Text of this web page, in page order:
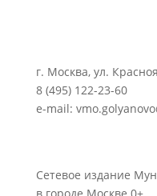
г. Москва, ул.
8 (495) 122-23-60
e-mail:
Сетевое издание